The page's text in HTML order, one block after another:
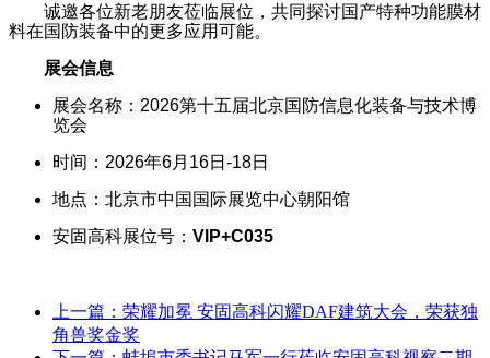
诚邀各位新老朋友莅临展位，共同探讨国产特种功能膜材
料在国防装备中的更多应用可能。
展会信息
展会名称：2026第十五届北京国防信息化装备与技术博
览会
时间：2026年6月16日-18日
地点：北京市中国国际展览中心朝阳馆
安固高科展位号： VIP+C035
上一篇：荣耀加冕 安固高科闪耀DAF建筑大会，荣获独
角兽奖金奖